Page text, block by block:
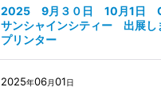
2025 9月３０日 10月1日
サンシャインシティー 出展し
プリンター
2025年06月01日